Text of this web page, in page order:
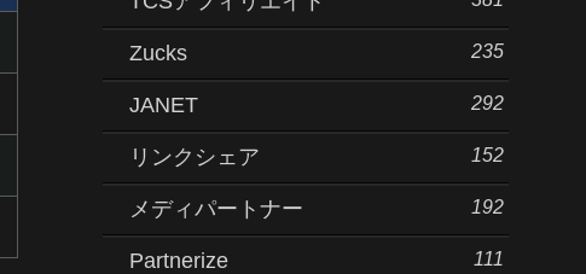
Zucks 235
JANET 292
リンクシェア 152
メディパートナー 192
Partnerize 111